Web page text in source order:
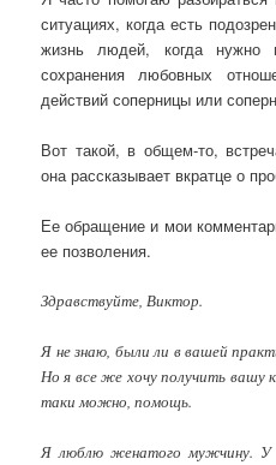
ситуациях, когда есть
жизнь людей, когда нужно
сохранения любовных
действий соперницы или
Вот такой, в общем-то,
она рассказывает вкратце о
Ее обращение и мои
ее позволения.
Здравствуйте, Виктор.
Я не знаю, были ли в вашей
Но я все же хочу получить вашу
таки можно, помощь.
Я люблю женатого мужчину. У